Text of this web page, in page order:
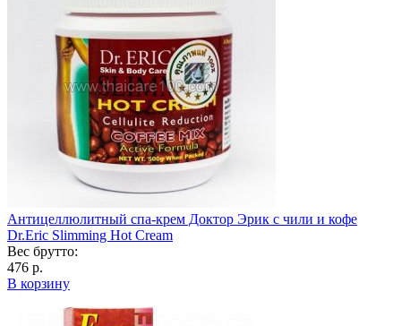
Антицеллюлитный спа-крем Доктор Эрик с чили и кофе
Dr.Eric Slimming Hot Cream
Вес брутто:
476 р.
В корзину